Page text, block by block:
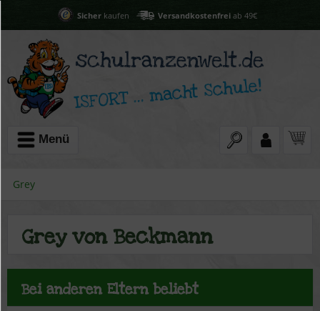
Sicherkaufen Versandkostenfreiab 49€
Menü
Grey
Grey von Beckmann
Bei anderen Eltern beliebt